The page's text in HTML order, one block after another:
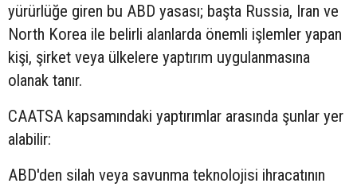
yürürlüğe giren bu ABD yasası; başta Russia, Iran ve
North Korea ile belirli alanlarda önemli işlemler yapan
kişi, şirket veya ülkelere yaptırım uygulanmasına
olanak tanır.
CAATSA kapsamındaki yaptırımlar arasında şunlar yer
alabilir:
ABD'den silah veya savunma teknolojisi ihracatının